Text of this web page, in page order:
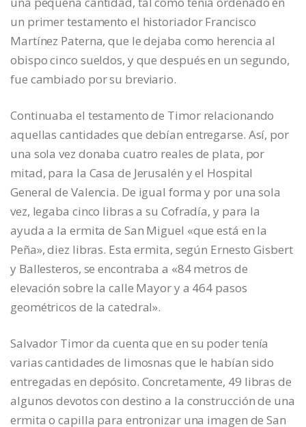
un primer testamento el historiador Francisco
Martínez Paterna, que le dejaba como herencia al
obispo cinco sueldos, y que después en un segundo,
fue cambiado por su breviario.
Continuaba el testamento de Timor relacionando
aquellas cantidades que debían entregarse. Así, por
una sola vez donaba cuatro reales de plata, por
mitad, para la Casa de Jerusalén y el Hospital
General de Valencia. De igual forma y por una sola
vez, legaba cinco libras a su Cofradía, y para la
ayuda a la ermita de San Miguel «que está en la
Peña», diez libras. Esta ermita, según Ernesto Gisbert
y Ballesteros, se encontraba a «84 metros de
elevación sobre la calle Mayor y a 464 pasos
geométricos de la catedral».
Salvador Timor da cuenta que en su poder tenía
varias cantidades de limosnas que le habían sido
entregadas en depósito. Concretamente, 49 libras de
algunos devotos con destino a la construcción de una
ermita o capilla para entronizar una imagen de San